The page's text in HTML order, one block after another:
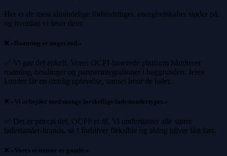
Her er de mest almindelige forhindringer, energiselskaber støder på,
og hvordan vi løser dem:
❌ »Roaming er noget rod.«
✅ Vi gør det enkelt. Vores OCPI-baserede platform håndterer
roaming, betalinger og partnerintegrationer i baggrunden. Jeres
kunder får en smidig oplevelse, uanset hvor de lader.
❌ »Vi arbejder med mange forskellige ladestandertyper.«
✅ Det er præcis det, OCPP er til. Vi understøtter alle større
ladestander-brands, så I forbliver fleksible og aldrig bliver låst fast.
❌ »Vores systemer er gamle.«